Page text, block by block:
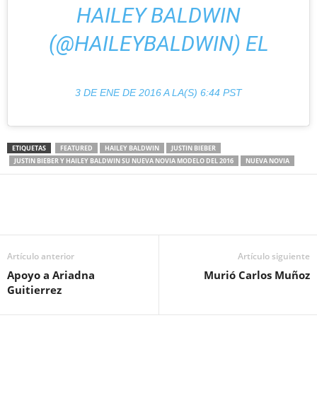
HAILEY BALDWIN
(@HAILEYBALDWIN) EL
3 DE ENE DE 2016 A LA(S) 6:44 PST
ETIQUETAS FEATURED HAILEY BALDWIN
JUSTIN BIEBER
JUSTIN BIEBER Y HAILEY BALDWIN SU NUEVA NOVIA MODELO DEL 2016
NUEVA NOVIA
Artículo anterior
Apoyo a Ariadna
Guitierrez
Artículo siguiente
Murió Carlos Muñoz